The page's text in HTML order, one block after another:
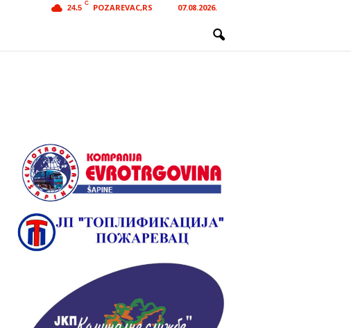
24.5
C POZAREVAC,RS 07.08.2026.